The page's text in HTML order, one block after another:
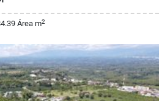
Área m2